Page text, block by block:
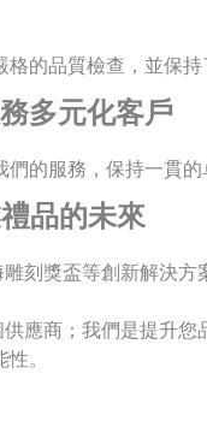
的品質檢查，並保持
多元化客戶
的服務，保持一貫的
品的未來
刻獎盃等創新解決方
應商；我們是提升
。